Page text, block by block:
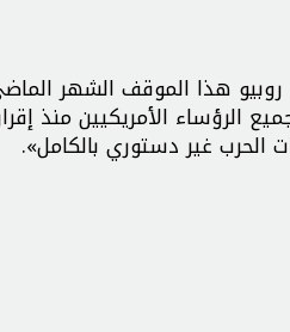
روبيو هذا الموقف الشهر
جميع الرؤساء الأمريكيين
الحرب غير دستوري بالكامل».